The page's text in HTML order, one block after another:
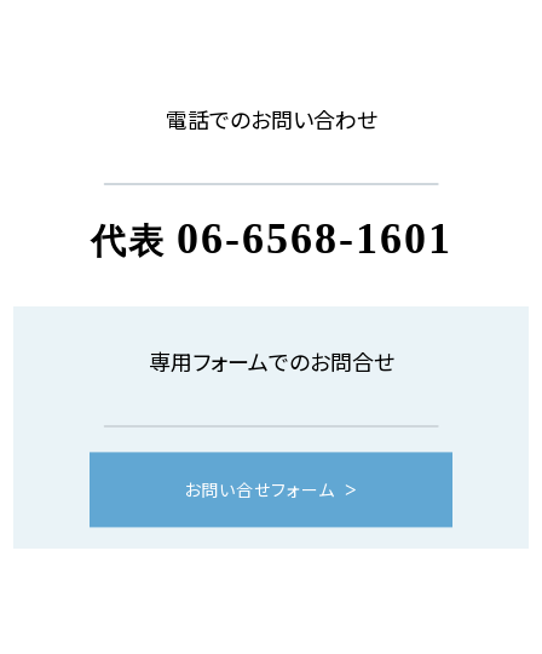
電話でのお問い合わせ
代表 06-6568-1601
専用フォームでのお問合せ
お問い合せフォーム